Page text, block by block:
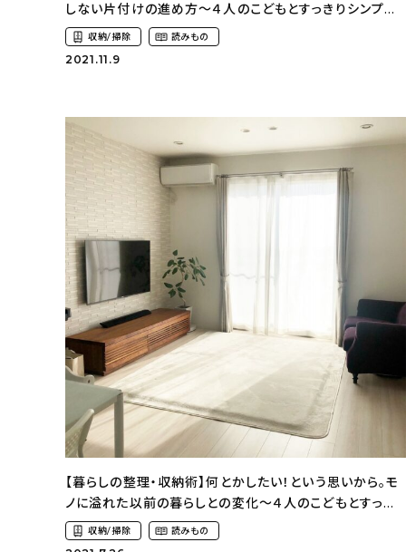
しない片付けの進め方〜４人のこどもとすっきりシンプル
な暮らし（kaohome_9さん）
収納/掃除 読みもの
2021.11.9
【暮らしの整理・収納術】何とかしたい！という思いから。モ
ノに溢れた以前の暮らしとの変化〜４人のこどもとすっき
りシンプルな暮らし（kaohome_9さん）
収納/掃除 読みもの